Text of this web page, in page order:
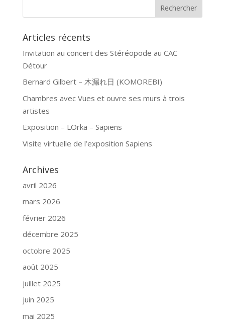
Articles récents
Invitation au concert des Stéréopode au CAC
Détour
Bernard Gilbert – 木漏れ日 (KOMOREBI)
Chambres avec Vues et ouvre ses murs à trois
artistes
Exposition – LOrka – Sapiens
Visite virtuelle de l’exposition Sapiens
Archives
avril 2026
mars 2026
février 2026
décembre 2025
octobre 2025
août 2025
juillet 2025
juin 2025
mai 2025